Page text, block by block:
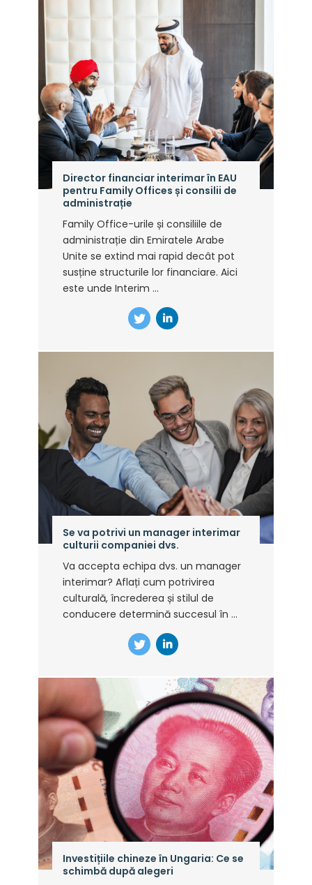
Director financiar interimar în EAU
pentru Family Offices și consilii de
administrație
Family Office-urile și consiliile de
administrație din Emiratele Arabe
Unite se extind mai rapid decât pot
susține structurile lor financiare. Aici
este unde Interim ...
Se va potrivi un manager interimar
culturii companiei dvs.
Va accepta echipa dvs. un manager
interimar? Aflați cum potrivirea
culturală, încrederea și stilul de
conducere determină succesul în ...
Investițiile chineze în Ungaria: Ce se
schimbă după alegeri